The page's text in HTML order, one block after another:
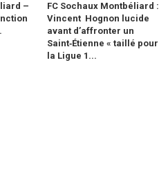
–
FC Sochaux Montbéliard :
Vincent Hognon lucide
avant d’affronter un
Saint‑Étienne « taillé pour
la Ligue 1...